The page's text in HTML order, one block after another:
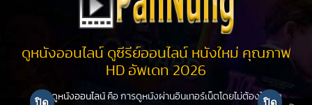
ดูหนังออนไลน์ ดูซีรีย์ออนไลน์ หนังใหม่ คุณภาพ
HD อัพเดท 2026
ดูหนังออนไลน์ คือ การดูหนังผ่านอินเทอร์เน็ตโดยไม่ต้องไปโรง